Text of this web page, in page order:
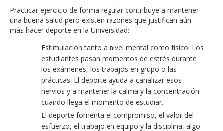
Practicar ejercicio de forma regular contribuye a mantener
una buena salud pero existen razones que justifican aún
más hacer deporte en la Universidad:
Estimulación tanto a nivel mental como físico. Los
estudiantes pasan momentos de estrés durante
los exámenes, los trabajos en grupo o las
prácticas. El deporte ayuda a canalizar esos
nervios y a mantener la calma y la concentración
cuando llega el momento de estudiar.
El deporte fomenta el compromiso, el valor del
esfuerzo, el trabajo en equipo y la disciplina, algo